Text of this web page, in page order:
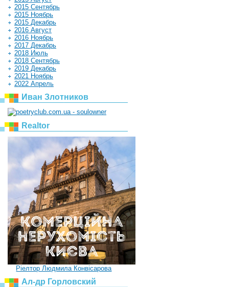
2015 Сентябрь
2015 Ноябрь
2015 Декабрь
2016 Август
2016 Ноябрь
2017 Декабрь
2018 Июль
2018 Сентябрь
2019 Декабрь
2021 Ноябрь
2022 Апрель
Иван Злотников
Realtor
Ріелтор Людмила Конвісарова
Ал-др Горловский